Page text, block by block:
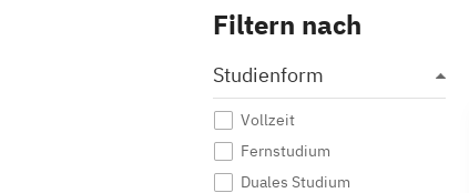
Filtern nach
Studienform
Vollzeit
Fernstudium
Duales Studium